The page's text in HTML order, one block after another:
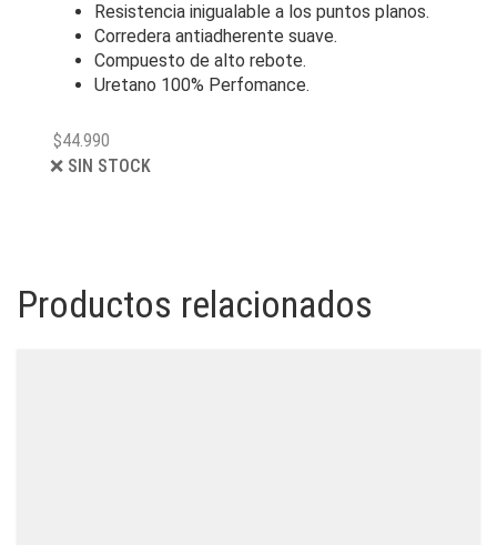
Resistencia inigualable a los puntos planos.
Corredera antiadherente suave.
Compuesto de alto rebote.
Uretano 100% Perfomance.
$44.990
❌ SIN STOCK
Productos relacionados